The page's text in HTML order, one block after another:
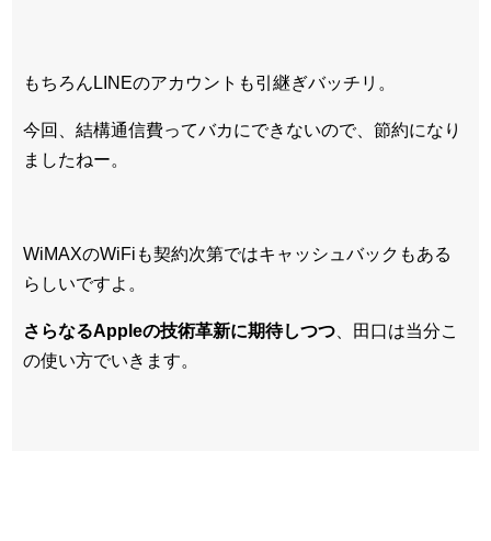
もちろんLINEのアカウントも引継ぎバッチリ。
今回、結構通信費ってバカにできないので、節約になり
ましたねー。
WiMAXのWiFiも契約次第ではキャッシュバックもある
らしいですよ。
さらなるAppleの技術革新に期待しつつ 、田口は当分こ
の使い方でいきます。